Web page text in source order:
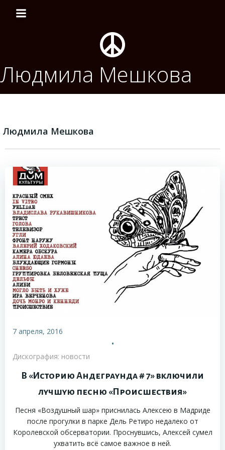
содержимому
Людмила Мешкова
Людмила Мешкова
7 апреля, 2016
•
Дискография: новости
В «Историю Андеграунда # 7» включили
лучшую песню «Происшествия»
Песня «Воздушный шар» приснилась Алексею в Мадриде
после прогулки в парке Дель Ретиро недалеко от
Королевской обсерватории. Проснувшись, Алексей сумел
ухватить всё самое важное в ней.